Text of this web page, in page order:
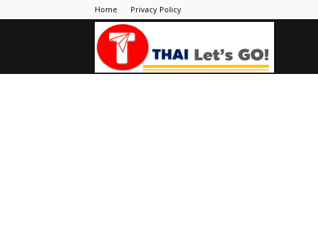
Home Privacy Policy